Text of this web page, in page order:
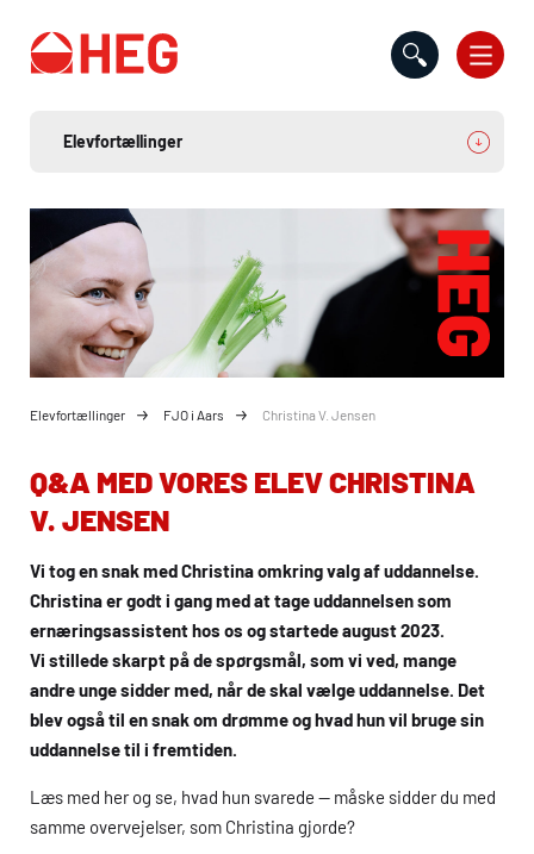
Elevfortællinger FJO i Aars Christina V. Jensen
Q&A MED VORES ELEV CHRISTINA
V. JENSEN
Vi tog en snak med Christina omkring valg af uddannelse.
Christina er godt i gang med at tage uddannelsen som
ernæringsassistent hos os og startede august 2023.
Vi stillede skarpt på de spørgsmål, som vi ved, mange
andre unge sidder med, når de skal vælge uddannelse. Det
blev også til en snak om drømme og hvad hun vil bruge sin
uddannelse til i fremtiden.
Læs med her og se, hvad hun svarede — måske sidder du med
samme overvejelser, som Christina gjorde?